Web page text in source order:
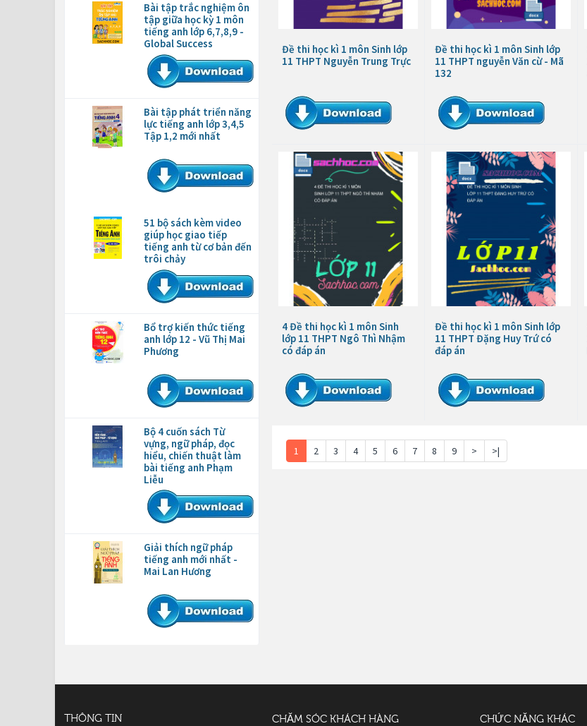
Bài tập trắc nghiệm ôn
tập giữa học kỳ 1 môn
tiếng anh lớp 6,7,8,9 -
Global Success
Bài tập phát triển năng
lực tiếng anh lớp 3,4,5
Tập 1,2 mới nhất
51 bộ sách kèm video
giúp học giao tiếp
tiếng anh từ cơ bản đến
trôi chảy
Bổ trợ kiến thức tiếng
anh lớp 12 - Vũ Thị Mai
Phương
Bộ 4 cuốn sách Từ
vựng, ngữ pháp, đọc
hiểu, chiến thuật làm
bài tiếng anh Phạm
Liễu
Giải thích ngữ pháp
tiếng anh mới nhất -
Mai Lan Hương
Đề thi học kì 1 môn Sinh lớp
11 THPT Nguyễn Trung Trực
Đề thi học kì 1 môn Sinh lớp
11 THPT nguyễn Văn cừ - Mã
132
4 Đề thi học kì 1 môn Sinh
lớp 11 THPT Ngô Thì Nhậm
có đáp án
Đề thi học kì 1 môn Sinh lớp
11 THPT Đặng Huy Trứ có
đáp án
1 2 3 4 5 6 7 8 9 > >|
THÔNG TIN CHĂM SÓC KHÁCH HÀNG CHỨC NĂNG KHÁC